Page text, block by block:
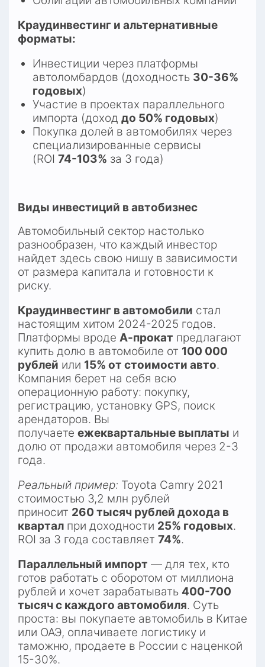
Краудинвестинг и альтернативные
форматы:
Инвестиции через платформы
автоломбардов (доходность 30-36%
годовых)​
Участие в проектах параллельного
импорта (доход до 50% годовых)​
Покупка долей в автомобилях через
специализированные сервисы
(ROI 74-103% за 3 года)​
Виды инвестиций в автобизнес
Автомобильный сектор настолько
разнообразен, что каждый инвестор
найдет здесь свою нишу в зависимости
от размера капитала и готовности к
риску.
Краудинвестинг в автомобили стал
настоящим хитом 2024-2025 годов.
Платформы вроде А-прокат предлагают
купить долю в автомобиле от 100 000
рублей или 15% от стоимости авто.
Компания берет на себя всю
операционную работу: покупку,
регистрацию, установку GPS, поиск
арендаторов. Вы
получаете ежеквартальные выплаты и
долю от продажи автомобиля через 2-3
года.​
Реальный пример: Toyota Camry 2021
стоимостью 3,2 млн рублей
приносит 260 тысяч рублей дохода в
квартал при доходности 25% годовых.
ROI за 3 года составляет 74%.​
Параллельный импорт — для тех, кто
готов работать с оборотом от миллиона
рублей и хочет зарабатывать 400-700
тысяч с каждого автомобиля. Суть
проста: вы покупаете автомобиль в Китае
или ОАЭ, оплачиваете логистику и
таможню, продаете в России с наценкой
15-30%.​